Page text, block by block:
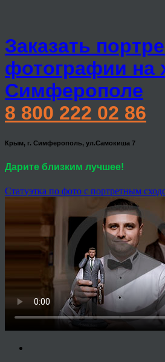
Заказать
фотографии на
Симферополе
8 800 222 02 86
Крым, г. Симферополь, ул.Самокиша 7
Дарите близким лучшее!
Статуэтка по фото с портретным